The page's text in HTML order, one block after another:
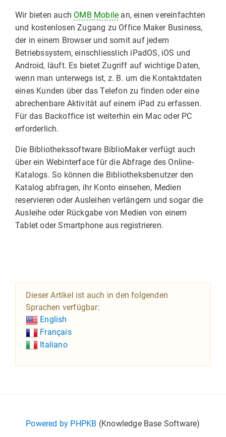
Wir bieten auch OMB Mobile an, einen vereinfachten
und kostenlosen Zugang zu Office Maker Business,
der in einem Browser und somit auf jedem
Betriebssystem, einschliesslich iPadOS, iOS und
Android, läuft. Es bietet Zugriff auf wichtige Daten,
wenn man unterwegs ist, z. B. um die Kontaktdaten
eines Kunden über das Telefon zu finden oder eine
abrechenbare Aktivität auf einem iPad zu erfassen.
Für das Backoffice ist weiterhin ein Mac oder PC
erforderlich.
Die Bibliothekssoftware BiblioMaker verfügt auch
über ein Webinterface für die Abfrage des Online-
Katalogs. So können die Bibliotheksbenutzer den
Katalog abfragen, ihr Konto einsehen, Medien
reservieren oder Ausleihen verlängern und sogar die
Ausleihe oder Rückgabe von Medien von einem
Tablet oder Smartphone aus registrieren.
Dieser Artikel ist auch in den folgenden
Sprachen verfügbar:
English
Français
Italiano
Powered by PHPKB (Knowledge Base Software)